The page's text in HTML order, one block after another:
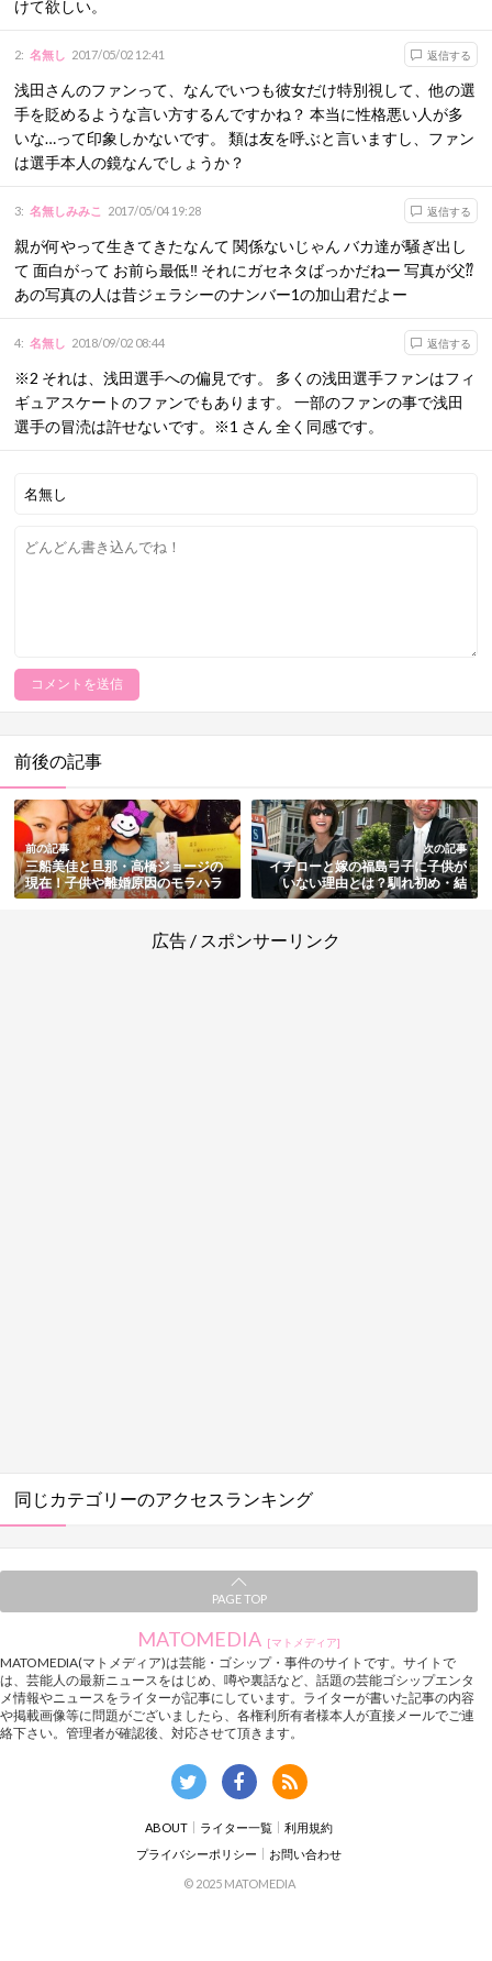
けて欲しい。
2: 名無し 2017/05/02 12:41 返信する
浅田さんのファンって、なんでいつも彼女だけ特別視して、他の選
手を貶めるような言い方するんですかね？ 本当に性格悪い人が多
いな…って印象しかないです。 類は友を呼ぶと言いますし、ファン
は選手本人の鏡なんでしょうか？
3: 名無しみみこ 2017/05/04 19:28 返信する
親が何やって生きてきたなんて 関係ないじゃん バカ達が騒ぎ出し
て 面白がって お前ら最低‼️ それにガセネタばっかだねー 写真が父⁇
あの写真の人は昔ジェラシーのナンバー1の加山君だよー
4: 名無し 2018/09/02 08:44 返信する
※2 それは、浅田選手への偏見です。 多くの浅田選手ファンはフィ
ギュアスケートのファンでもあります。 一部のファンの事で浅田
選手の冒涜は許せないです。※1 さん 全く同感です。
前後の記事
前の記事
三船美佳と旦那・高橋ジョージの
現在！子供や離婚原因のモラハラ
の真相～再婚など総まとめ
次の記事
イチローと嫁の福島弓子に子供が
いない理由とは？馴れ初め・結
婚・現在まで総まとめ
広告 / スポンサーリンク
同じカテゴリーのアクセスランキング
PAGE TOP
MATOMEDIA [マトメディア]
MATOMEDIA(マトメディア)は芸能・ゴシップ・事件のサイトです。サイトで
は、芸能人の最新ニュースをはじめ、噂や裏話など、話題の芸能ゴシップエンタ
メ情報やニュースをライターが記事にしています。ライターが書いた記事の内容
や掲載画像等に問題がございましたら、各権利所有者様本人が直接メールでご連
絡下さい。管理者が確認後、対応させて頂きます。
ABOUT ライター一覧
利用規約
プライバシーポリシー
お問い合わせ
© 2025 MATOMEDIA